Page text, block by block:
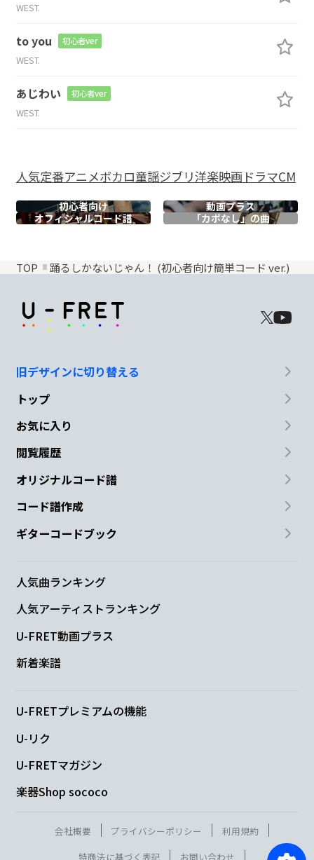
WEST.
to you 初心者ver
WEST.
あじわい 初心者ver
WEST.
人気定番アニメボカロ童謡ジブリ洋楽映画ドラマCM
初心者向け
動画プラス
オフィシャルコード譜 「カポなし」の曲
TOP 踊るしかないじゃん！ (初心者向け簡単コード ver.)
旧デザインに切り替える
トップ
お気に入り
閲覧履歴
オリジナルコード譜
コード譜作成
ギターコードブック
人気曲ランキング
人気アーティストランキング
U-FRET動画プラス
新着楽譜
U-FRETプレミアムの機能
U-リク
U-FRETマガジン
楽器Shop sococo
会社概要 プライバシーポリシー
利用規約
特商法に基づく表記
お問い合わせ